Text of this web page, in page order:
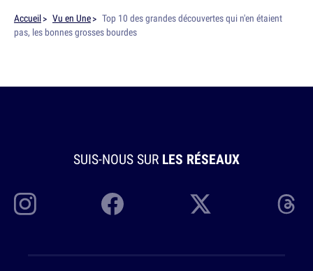
Accueil Vu en Une
Top 10 des grandes découvertes qui n'en étaient
pas, les bonnes grosses bourdes
SUIS-NOUS SUR LES RÉSEAUX